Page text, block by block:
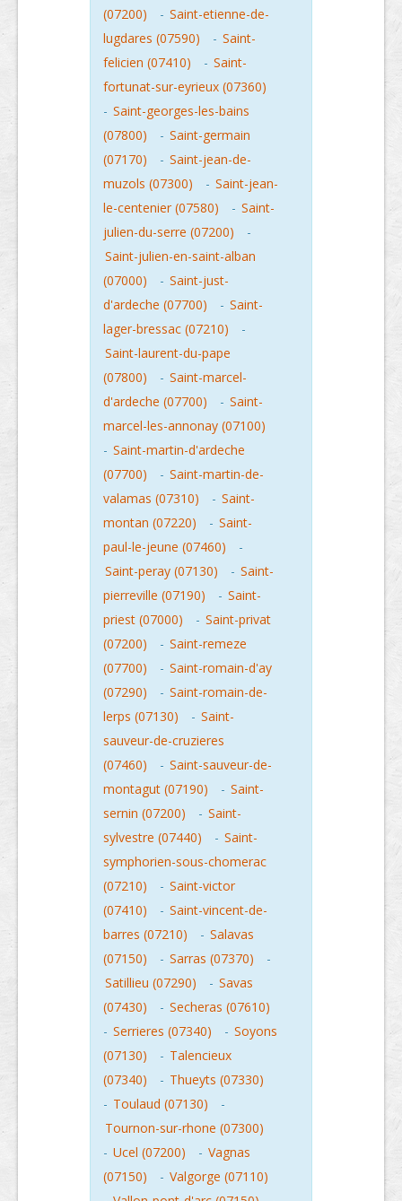
(07200)
- Saint-etienne-de-
lugdares (07590)
- Saint-
felicien (07410)
- Saint-
fortunat-sur-eyrieux (07360)
- Saint-georges-les-bains
(07800)
- Saint-germain
(07170)
- Saint-jean-de-
muzols (07300)
- Saint-jean-
le-centenier (07580)
- Saint-
julien-du-serre (07200)
-
Saint-julien-en-saint-alban
(07000)
- Saint-just-
d'ardeche (07700)
- Saint-
lager-bressac (07210)
-
Saint-laurent-du-pape
(07800)
- Saint-marcel-
d'ardeche (07700)
- Saint-
marcel-les-annonay (07100)
- Saint-martin-d'ardeche
(07700)
- Saint-martin-de-
valamas (07310)
- Saint-
montan (07220)
- Saint-
paul-le-jeune (07460)
-
Saint-peray (07130)
- Saint-
pierreville (07190)
- Saint-
priest (07000)
- Saint-privat
(07200)
- Saint-remeze
(07700)
- Saint-romain-d'ay
(07290)
- Saint-romain-de-
lerps (07130)
- Saint-
sauveur-de-cruzieres
(07460)
- Saint-sauveur-de-
montagut (07190)
- Saint-
sernin (07200)
- Saint-
sylvestre (07440)
- Saint-
symphorien-sous-chomerac
(07210)
- Saint-victor
(07410)
- Saint-vincent-de-
barres (07210)
- Salavas
(07150)
- Sarras (07370)
-
Satillieu (07290)
- Savas
(07430)
- Secheras (07610)
- Serrieres (07340) - Soyons
(07130)
- Talencieux
(07340)
- Thueyts (07330)
- Toulaud (07130)
-
Tournon-sur-rhone (07300)
- Ucel (07200) - Vagnas
(07150)
- Valgorge (07110)